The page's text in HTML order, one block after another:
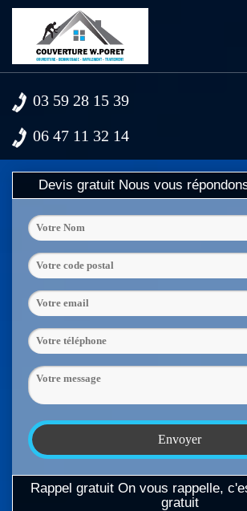
03 59 28 15 39
06 47 11 32 14
Devis gratuit Nous vous
Rappel gratuit On vous rappelle,
gratuit